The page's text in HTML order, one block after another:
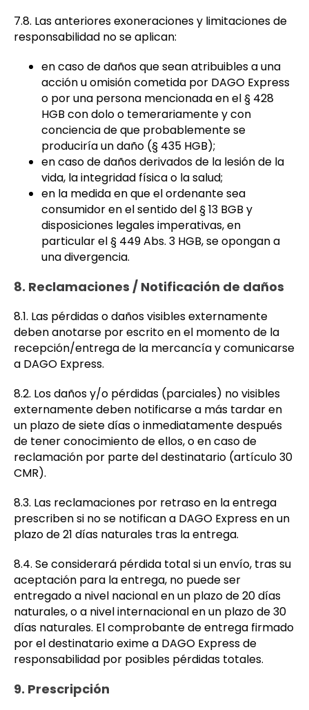
7.8. Las anteriores exoneraciones y limitaciones de
responsabilidad no se aplican:
en caso de daños que sean atribuibles a una
acción u omisión cometida por DAGO Express
o por una persona mencionada en el § 428
HGB con dolo o temerariamente y con
conciencia de que probablemente se
produciría un daño (§ 435 HGB);
en caso de daños derivados de la lesión de la
vida, la integridad física o la salud;
en la medida en que el ordenante sea
consumidor en el sentido del § 13 BGB y
disposiciones legales imperativas, en
particular el § 449 Abs. 3 HGB, se opongan a
una divergencia.
8. Reclamaciones / Notificación de daños
8.1. Las pérdidas o daños visibles externamente
deben anotarse por escrito en el momento de la
recepción/entrega de la mercancía y comunicarse
a DAGO Express.
8.2. Los daños y/o pérdidas (parciales) no visibles
externamente deben notificarse a más tardar en
un plazo de siete días o inmediatamente después
de tener conocimiento de ellos, o en caso de
reclamación por parte del destinatario (artículo 30
CMR).
8.3. Las reclamaciones por retraso en la entrega
prescriben si no se notifican a DAGO Express en un
plazo de 21 días naturales tras la entrega.
8.4. Se considerará pérdida total si un envío, tras su
aceptación para la entrega, no puede ser
entregado a nivel nacional en un plazo de 20 días
naturales, o a nivel internacional en un plazo de 30
días naturales. El comprobante de entrega firmado
por el destinatario exime a DAGO Express de
responsabilidad por posibles pérdidas totales.
9. Prescripción